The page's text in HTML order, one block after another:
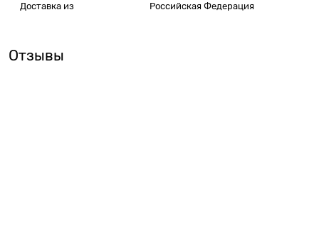
Доставка из Российская Федерация
Отзывы